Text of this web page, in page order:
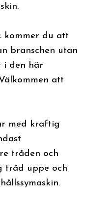
kommer du att
branschen utan
i den här
att
med kraftig
tråden och
tråd uppe och